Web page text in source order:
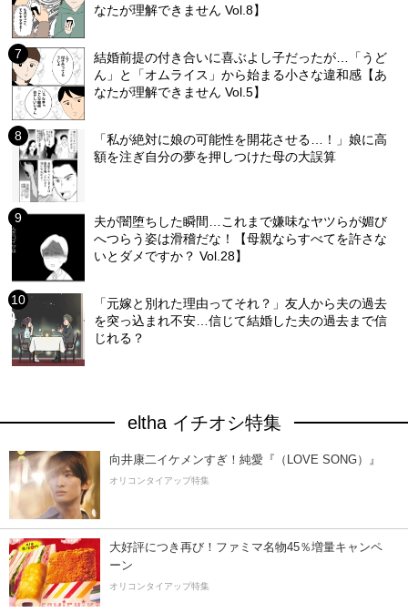
なたが理解できません Vol.8】
結婚前提の付き合いに喜ぶよし子だったが…「うど
ん」と「オムライス」から始まる小さな違和感【あ
なたが理解できません Vol.5】
「私が絶対に娘の可能性を開花させる…！」娘に高
額を注ぎ自分の夢を押しつけた母の大誤算
夫が闇堕ちした瞬間…これまで嫌味なヤツらが媚び
へつらう姿は滑稽だな！【母親ならすべてを許さな
いとダメですか？ Vol.28】
「元嫁と別れた理由ってそれ？」友人から夫の過去
を突っ込まれ不安…信じて結婚した夫の過去まで信
じれる？
eltha イチオシ特集
向井康二イケメンすぎ！純愛『（LOVE SONG）』
オリコンタイアップ特集
大好評につき再び！ファミマ名物45％増量キャンペ
ーン
オリコンタイアップ特集